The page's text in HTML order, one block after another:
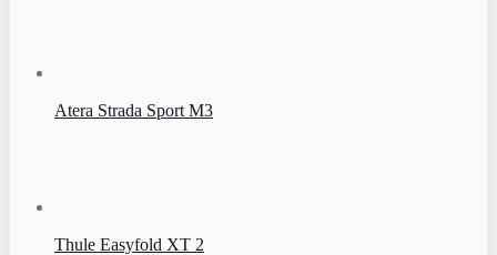
Atera Strada Sport M3
Thule Easyfold XT 2